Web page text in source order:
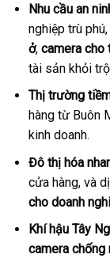
Nhu cầu an
nghiệp trù
ở, camera cho
tài sản khỏi
Thị trường
hàng từ Buôn
kinh doanh.
Đô thị hóa
cửa hàng, và
cho doanh
Khí hậu Tây
camera chống